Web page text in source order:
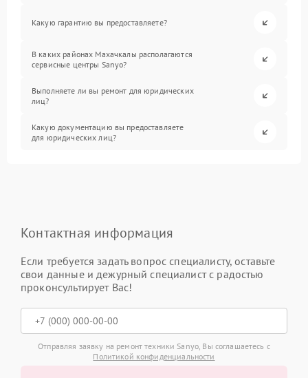
Какую гарантию вы предоставляете?
В каких районах Махачкалы располагаются
сервисные центры Sanyo?
Выполняете ли вы ремонт для юридических
лиц?
Какую документацию вы предоставляете
для юридических лиц?
Контактная информация
Если требуется задать вопрос специалисту, оставьте
свои данные и дежурный специалист с радостью
проконсультирует Вас!
Отправляя заявку на ремонт техники Sanyo, Вы соглашаетесь с
Политикой конфиденциальности